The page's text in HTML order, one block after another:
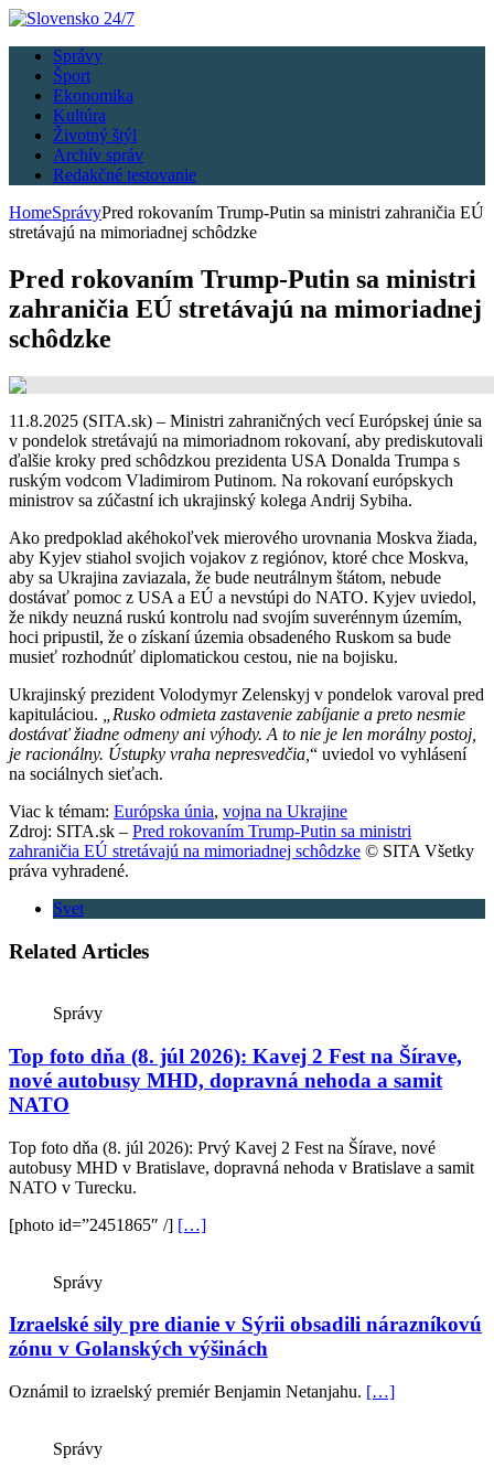
Správy
Šport
Ekonomika
Kultúra
Životný štýl
Archív správ
Redakčné testovanie
HomeSprávyPred rokovaním Trump-Putin sa ministri zahraničia EÚ
stretávajú na mimoriadnej schôdzke
Pred rokovaním Trump-Putin sa ministri
zahraničia EÚ stretávajú na mimoriadnej
schôdzke
11.8.2025 (SITA.sk) – Ministri zahraničných vecí Európskej únie sa
v pondelok stretávajú na mimoriadnom rokovaní, aby prediskutovali
ďalšie kroky pred schôdzkou prezidenta USA Donalda Trumpa s
ruským vodcom Vladimirom Putinom. Na rokovaní európskych
ministrov sa zúčastní ich ukrajinský kolega Andrij Sybiha.
Ako predpoklad akéhokoľvek mierového urovnania Moskva žiada,
aby Kyjev stiahol svojich vojakov z regiónov, ktoré chce Moskva,
aby sa Ukrajina zaviazala, že bude neutrálnym štátom, nebude
dostávať pomoc z USA a EÚ a nevstúpi do NATO. Kyjev uviedol,
že nikdy neuzná ruskú kontrolu nad svojím suverénnym územím,
hoci pripustil, že o získaní územia obsadeného Ruskom sa bude
musieť rozhodnúť diplomatickou cestou, nie na bojisku.
Ukrajinský prezident Volodymyr Zelenskyj v pondelok varoval pred
kapituláciou.
„Rusko odmieta zastavenie zabíjanie a preto nesmie
dostávať žiadne odmeny ani výhody. A to nie je len morálny postoj,
je racionálny. Ústupky vraha nepresvedčia, “ uviedol vo vyhlásení
na sociálnych sieťach.
Viac k témam: Európska únia, vojna na Ukrajine
Zdroj: SITA.sk – Pred rokovaním Trump-Putin sa ministri
zahraničia EÚ stretávajú na mimoriadnej schôdzke © SITA Všetky
práva vyhradené.
Svet
Related Articles
Správy
Top foto dňa (8. júl 2026): Kavej 2 Fest na Šírave,
nové autobusy MHD, dopravná nehoda a samit
NATO
Top foto dňa (8. júl 2026): Prvý Kavej 2 Fest na Šírave, nové
autobusy MHD v Bratislave, dopravná nehoda v Bratislave a samit
NATO v Turecku.
[photo id=”2451865″ /] […]
Správy
Izraelské sily pre dianie v Sýrii obsadili nárazníkovú
zónu v Golanských výšinách
Oznámil to izraelský premiér Benjamin Netanjahu. […]
Správy